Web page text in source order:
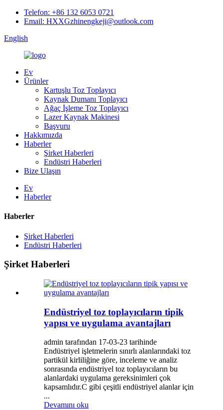
Telefon: +86 132 6053 0721
Email: HXXGzhinengkeji@outlook.com
English
Ev
Ürünler
Kartuşlu Toz Toplayıcı
Kaynak Dumanı Toplayıcı
Ağaç İşleme Toz Toplayıcı
Lazer Kaynak Makinesi
Başvuru
Hakkımızda
Haberler
Şirket Haberleri
Endüstri Haberleri
Bize Ulaşın
Ev
Haberler
Haberler
Şirket Haberleri
Endüstri Haberleri
Şirket Haberleri
Endüstriyel toz toplayıcıların tipik
yapısı ve uygulama avantajları
admin tarafından 17-03-23 ​​tarihinde
Endüstriyel işletmelerin sınırlı alanlarındaki toz
partikül kirliliğine göre, inceleme ve analiz
sonrasında endüstriyel toz toplayıcıların bu
alanlardaki uygulama gereksinimleri çok
kapsamlıdır.C gibi çeşitli endüstriyel alanlar için
...
Devamını oku